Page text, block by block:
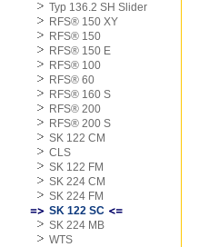
Typ 136.2 SH Slider
RFS® 150 XY
RFS® 150
RFS® 150 E
RFS® 100
RFS® 60
RFS® 160 S
RFS® 200
RFS® 200 S
SK 122 CM
CLS
SK 122 FM
SK 224 CM
SK 224 FM
SK 122 SC
SK 224 MB
WTS